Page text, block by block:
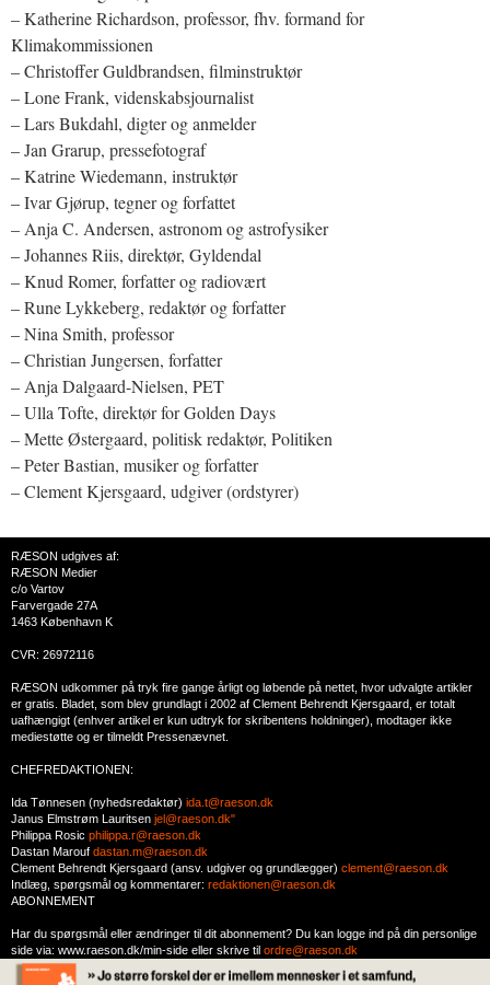
– Katherine Richardson, professor, fhv. formand for
Klimakommissionen
– Christoffer Guldbrandsen, filminstruktør
– Lone Frank, videnskabsjournalist
– Lars Bukdahl, digter og anmelder
– Jan Grarup, pressefotograf
– Katrine Wiedemann, instruktør
– Ivar Gjørup, tegner og forfattet
– Anja C. Andersen, astronom og astrofysiker
– Johannes Riis, direktør, Gyldendal
– Knud Romer, forfatter og radiovært
– Rune Lykkeberg, redaktør og forfatter
– Nina Smith, professor
– Christian Jungersen, forfatter
– Anja Dalgaard-Nielsen, PET
– Ulla Tofte, direktør for Golden Days
– Mette Østergaard, politisk redaktør, Politiken
– Peter Bastian, musiker og forfatter
– Clement Kjersgaard, udgiver (ordstyrer)
RÆSON udgives af:
RÆSON Medier
c/o Vartov
Farvergade 27A
1463 København K
CVR: 26972116
RÆSON udkommer på tryk fire gange årligt og løbende på nettet, hvor udvalgte artikler
er gratis. Bladet, som blev grundlagt i 2002 af Clement Behrendt Kjersgaard, er totalt
uafhængigt (enhver artikel er kun udtryk for skribentens holdninger), modtager ikke
mediestøtte og er tilmeldt Pressenævnet.
CHEFREDAKTIONEN:
Ida Tønnesen (nyhedsredaktør) ida.t@raeson.dk
Janus Elmstrøm Lauritsen jel@raeson.dk"
Philippa Rosic philippa.r@raeson.dk
Dastan Marouf dastan.m@raeson.dk
Clement Behrendt Kjersgaard (ansv. udgiver og grundlægger) clement@raeson.dk
Indlæg, spørgsmål og kommentarer: redaktionen@raeson.dk
ABONNEMENT
Har du spørgsmål eller ændringer til dit abonnement? Du kan logge ind på din personlige
side via: www.raeson.dk/min-side eller skrive til ordre@raeson.dk